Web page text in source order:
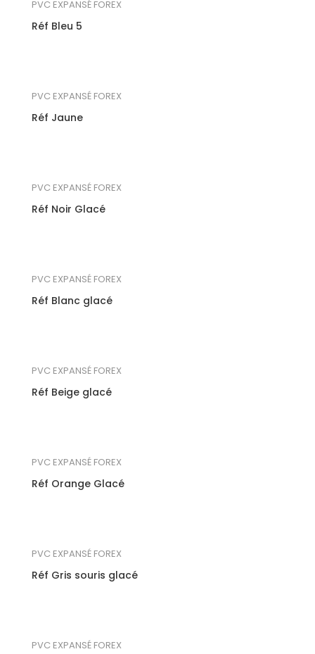
PVC EXPANSÉ FOREX
Réf Bleu 5
PVC EXPANSÉ FOREX
Réf Jaune
PVC EXPANSÉ FOREX
Réf Noir Glacé
PVC EXPANSÉ FOREX
Réf Blanc glacé
PVC EXPANSÉ FOREX
Réf Beige glacé
PVC EXPANSÉ FOREX
Réf Orange Glacé
PVC EXPANSÉ FOREX
Réf Gris souris glacé
PVC EXPANSÉ FOREX